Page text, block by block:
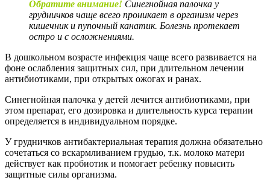
Обратите внимание! Синегнойная палочка у
грудничков чаще всего проникает в организм через
кишечник и пупочный канатик. Болезнь протекает
остро и с осложнениями.
В дошкольном возрасте инфекция чаще всего развивается на
фоне ослабления защитных сил, при длительном лечении
антибиотиками, при открытых ожогах и ранах.
Синегнойная палочка у детей лечится антибиотиками, при
этом препарат, его дозировка и длительность курса терапии
определяется в индивидуальном порядке.
У грудничков антибактериальная терапия должна обязательно
сочетаться со вскармливанием грудью, т.к. молоко матери
действует как пробиотик и помогает ребенку повысить
защитные силы организма.